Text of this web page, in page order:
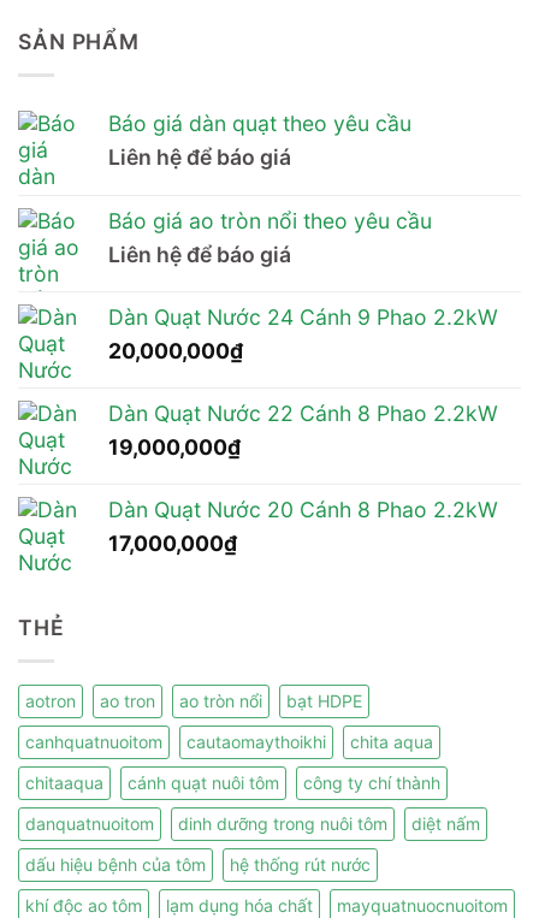
SẢN PHẨM
Báo giá dàn quạt theo yêu cầu
Liên hệ để báo giá
Báo giá ao tròn nổi theo yêu cầu
Liên hệ để báo giá
Dàn Quạt Nước 24 Cánh 9 Phao 2.2kW
20,000,000₫
Dàn Quạt Nước 22 Cánh 8 Phao 2.2kW
19,000,000₫
Dàn Quạt Nước 20 Cánh 8 Phao 2.2kW
17,000,000₫
THẺ
aotron ao tron ao tròn nổi
bạt HDPE
canhquatnuoitom
cautaomaythoikhi
chita aqua
chitaaqua
cánh quạt nuôi tôm
công ty chí thành
danquatnuoitom
dinh dưỡng trong nuôi tôm
diệt nấm
dấu hiệu bệnh của tôm
hệ thống rút nước
khí độc ao tôm
lạm dụng hóa chất
mayquatnuocnuoitom